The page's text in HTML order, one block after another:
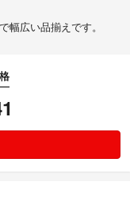
幅広い品揃えです。